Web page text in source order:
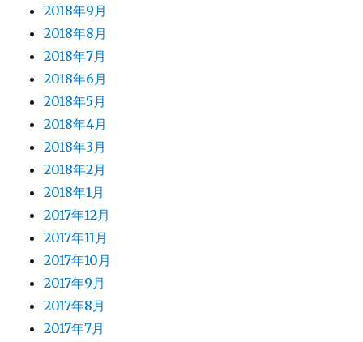
2018年9月
2018年8月
2018年7月
2018年6月
2018年5月
2018年4月
2018年3月
2018年2月
2018年1月
2017年12月
2017年11月
2017年10月
2017年9月
2017年8月
2017年7月